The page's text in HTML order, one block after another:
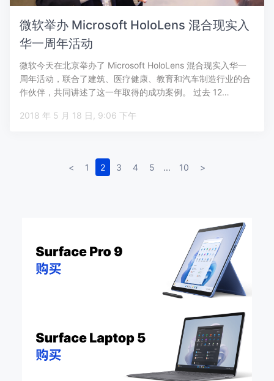
微软举办 Microsoft HoloLens 混合现实入
华一周年活动
微软今天在北京举办了 Microsoft HoloLens 混合现实入华一
周年活动，联合了建筑、医疗健康、教育和汽车制造行业的合
作伙伴，共同讲述了这一年取得的成功案例。 过去 12…
2018 年 5 月 18 日, 9:06 下午
< 1 2 3 4 5 ... 10 >